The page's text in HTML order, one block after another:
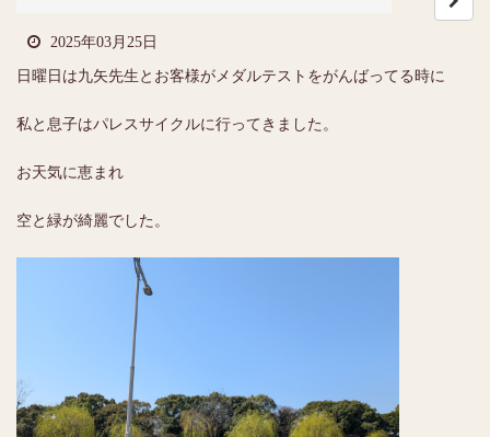
2025年03月25日
日曜日は九矢先生とお客様がメダルテストをがんばってる時に
私と息子はパレスサイクルに行ってきました。
お天気に恵まれ
空と緑が綺麗でした。